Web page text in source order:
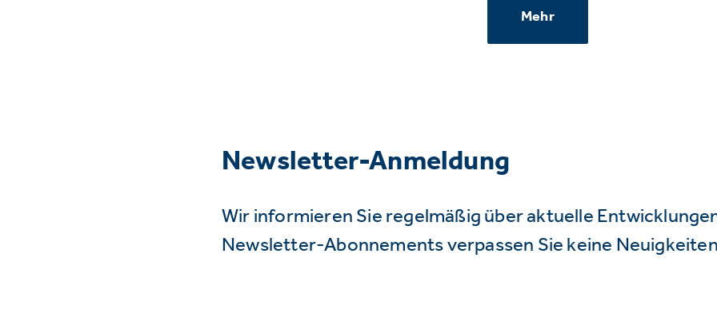
Mehr
Newsletter-Anmeldung
Wir informieren Sie regelmäßig über aktuelle
Newsletter-Abonnements verpassen Sie keine